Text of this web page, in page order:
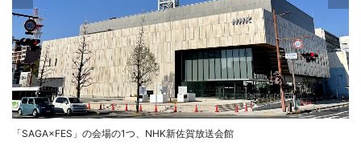
「SAGA×FES」の会場の1つ、NHK新佐賀放送会館